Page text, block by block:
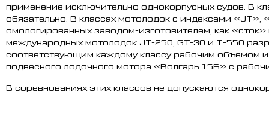
применение исключительно одно­корпус­ных судов. В
обязательно. В классах мотолодок с индексами
омологированных заводом-изготовителем, как
международных мотолодок JT-250, GT-30 и Т-550
соответствующим каждому классу рабочим объемом
подвесного лодочного мотора «Волгарь 15Б» с
В соревнованиях этих классов не допускаются